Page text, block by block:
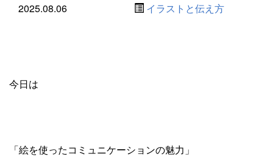
2025.08.06 イラストと伝え方
今日は
「絵を使ったコミュニケーションの魅力」